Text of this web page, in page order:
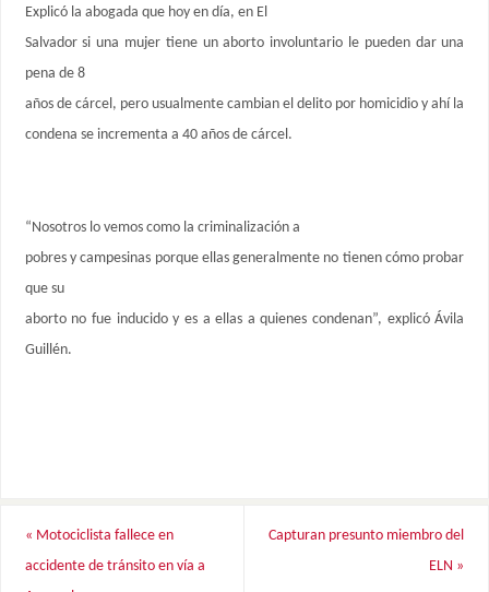
Explicó la abogada que hoy en día, en El
Salvador si una mujer tiene un aborto involuntario le pueden dar una
pena de 8
años de cárcel, pero usualmente cambian el delito por homicidio y ahí la
condena se incrementa a 40 años de cárcel.
“Nosotros lo vemos como la criminalización a
pobres y campesinas porque ellas generalmente no tienen cómo probar
que su
aborto no fue inducido y es a ellas a quienes condenan”, explicó Ávila
Guillén.
« Motociclista fallece en
accidente de tránsito en vía a
Capturan presunto miembro del
ELN »